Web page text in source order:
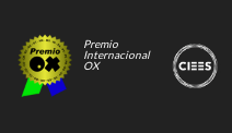
Premio
Internacional
OX